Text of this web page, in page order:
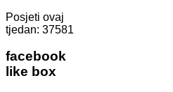
Posjeti ovaj
tjedan: 37581
facebook
like box